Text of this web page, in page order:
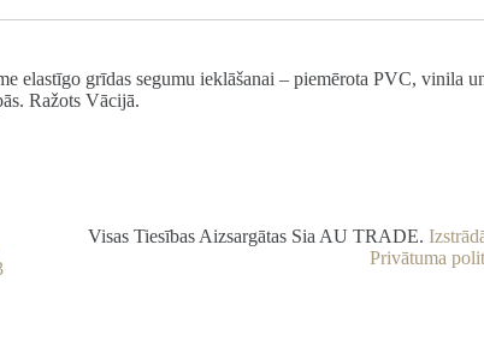
elastīgo grīdas segumu ieklāšanai – piemērota PVC, vinila
Ražots Vācijā.
Visas Tiesības Aizsargātas Sia AU TRADE.
Privātuma